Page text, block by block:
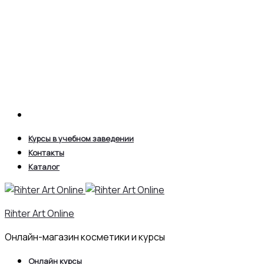
Курсы в учебном заведении
Контакты
Каталог
Rihter Art Online
Онлайн-магазин косметики и курсы
Онлайн курсы